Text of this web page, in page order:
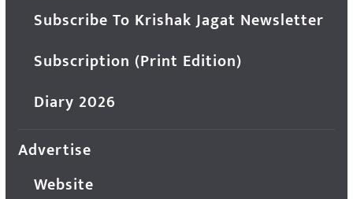
Subscribe To Krishak Jagat Newsletter
Subscription (Print Edition)
Diary 2026
Advertise
Website